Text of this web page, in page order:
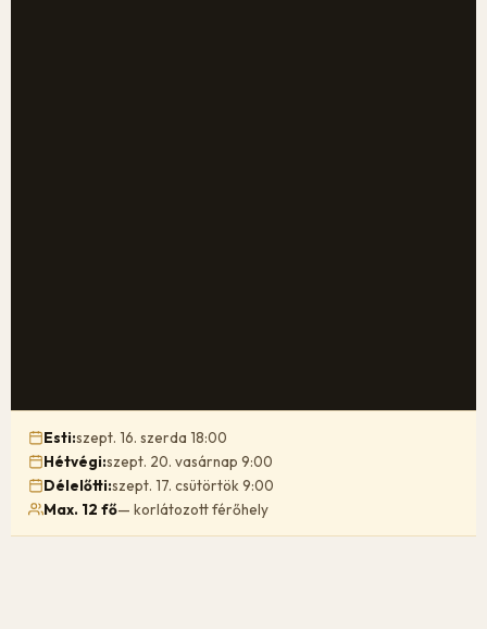
Esti:szept. 16. szerda 18:00
Hétvégi:szept. 20. vasárnap 9:00
Délelőtti:szept. 17. csütörtök 9:00
Max. 12 fő— korlátozott férőhely